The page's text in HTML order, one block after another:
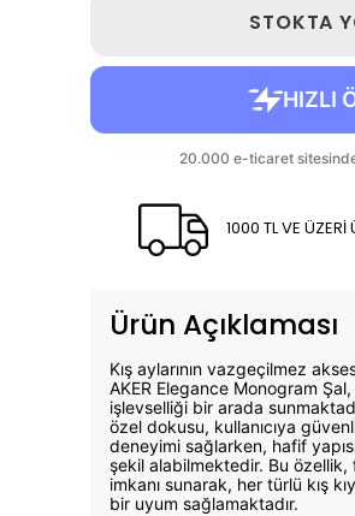
STOKTA
1000 TL VE
Ürün Açıklaması
Kış aylarının vazgeçilmez
AKER Elegance Monogram
işlevselliği bir arada
özel dokusu, kullanıcıya
deneyimi sağlarken, hafif
şekil alabilmektedir. Bu özellik,
imkanı sunarak, her türlü kış
bir uyum sağlamaktadır.